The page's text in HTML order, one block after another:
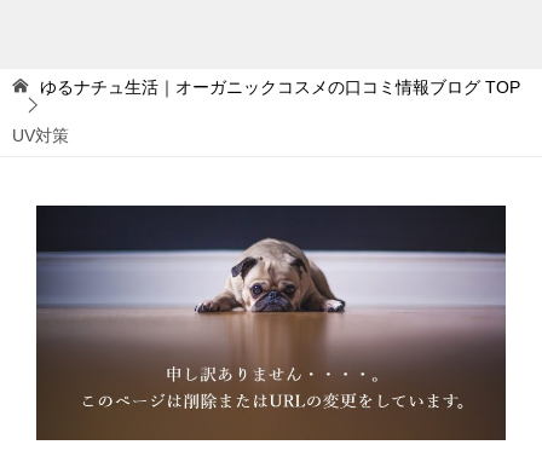
ゆるナチュ生活｜オーガニックコスメの口コミ情報ブログ TOP
UV対策